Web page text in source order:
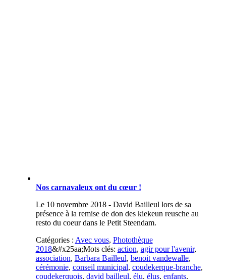
Nos carnavaleux ont du cœur !
Le 10 novembre 2018 - David Bailleul lors de sa
présence à la remise de don des kiekeun reusche au
resto du coeur dans le Petit Steendam.
Catégories : Avec vous, Photothèque
2018&#x25aa;Mots clés: action, agir pour l'avenir,
association, Barbara Bailleul, benoit vandewalle,
cérémonie, conseil municipal, coudekerque-branche,
coudekerquois, david bailleul, élu, élus, enfants,